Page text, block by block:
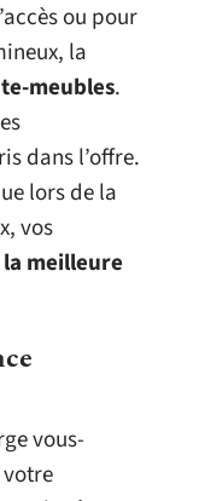
ou pour
la
meubles.
dans l’offre.
lors de la
vos
la meilleure
vous-